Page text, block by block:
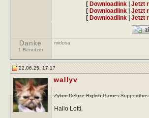
[ Downloadlink| Jetzt
[ Downloadlink| Jetzt
[ Downloadlink| Jetzt
Danke
1 Benutzer
midosa
22.06.25, 17:17
wallyv
Zylom-Deluxe-Bigfish-Games-
Hallo Lotti,